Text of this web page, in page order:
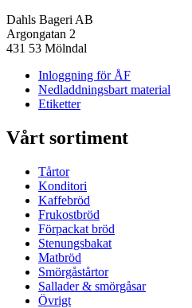
Dahls Bageri AB
Argongatan 2
431 53 Mölndal
Inloggning för ÅF
Nedladdningsbart material
Etiketter
Vårt sortiment
Tårtor
Konditori
Kaffebröd
Frukostbröd
Förpackat bröd
Stenungsbakat
Matbröd
Smörgåstårtor
Sallader & smörgåsar
Övrigt